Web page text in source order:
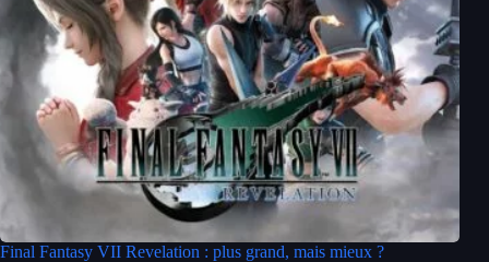
Final Fantasy VII Revelation : plus grand, mais mieux ?